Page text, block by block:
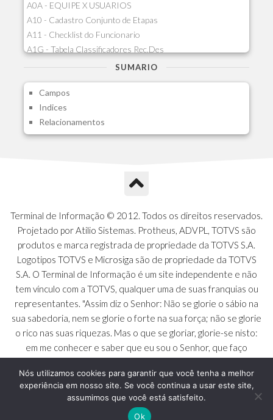
A0A - EQUIPE X USUARIOS
A10 - Cadastro Conjunto de Etapas
A11 - Checklist do Funcionario
A1G - Tabela Classificadores Rec.Des
A1H - Itens Tabela Classif.Rec.Desp.
A1J - Itens Aglutinadores Visao
A1N - Tipos de Card
A1O - Cards Dashboard
A1P - Tipos de Charts
A1S - Notificacoes do Vendedor
A1U - Intermediadores
A1V - Schemas - Gestao de Vendas
A1W - Campos do Schema
A1X - CFDI Complemento Carta Porte
A1Y - Carta Porte - Localizacoes
A1Z - Carta Porte - Operadores
A20 - Nota Explicativa - PCO
A21 - FONTES FINANC.PPA
A22 - Itens Fontes Financ.PPA
A23 - Inflacao para metas anuais
A24 - PIB Estadual para metas anuais
A25 - Receitas e Despesas Metais Anu
A26 - Deducao da Receita - MCASP
A27 - Divida Publica - Metas Aunias
A28 - Juros para metas aunias
SUMARIO
Campos
Indices
Relacionamentos
Terminal de Informação © 2012. Todos os direitos reservados.
Projetado por Atilio Sistemas. Protheus, ADVPL, TOTVS são
produtos e marca registrada de propriedade da TOTVS S.A.
Logotipos TOTVS e Microsiga são de propriedade da TOTVS
S.A. O Terminal de Informação é um site independente e não
tem vínculo com a TOTVS, qualquer uma de suas franquias ou
representantes. "Assim diz o Senhor: Não se glorie o sábio na
sua sabedoria, nem se glorie o forte na sua força; não se glorie
o rico nas suas riquezas. Mas o que se gloriar, glorie-se nisto:
em me conhecer e saber que eu sou o Senhor, que faço
Nós utilizamos cookies para garantir que você tenha a melhor
experiência em nosso site. Se você continua a usar este site,
assumimos que você está satisfeito.
Ok